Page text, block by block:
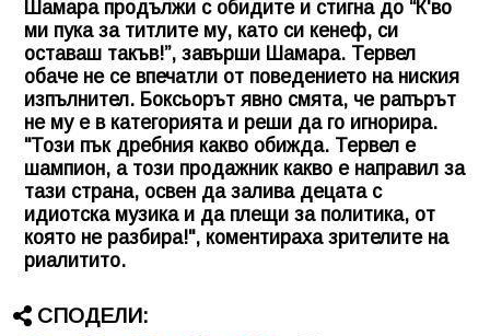
Шамара продължи с обидите и стигна до “К'во
ми пука за титлите му, като си кенеф, си
оставаш такъв!”, завърши Шамара. Тервел
обаче не се впечатли от поведението на ниския
изпълнител. Боксьорът явно смята, че рапърът
не му е в категорията и реши да го игнорира.
"Този пък дребния какво обижда. Тервел е
шампион, а този продажник какво е направил за
тази страна, освен да залива децата с
идиотска музика и да плещи за политика, от
която не разбира!", коментираха зрителите на
риалитито.
СПОДЕЛИ: